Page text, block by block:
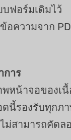
ฟอร์มเดิมไว้
อความจาก
การ
หน้าจอของเ
ดนี้รองรับทุกภ
ม่สามารถคัดล